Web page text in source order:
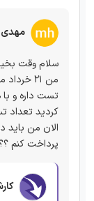
مهدی
سلام وقت
تست داره و با
کردید تعداد تست
الان من باید
پرداخت کنم